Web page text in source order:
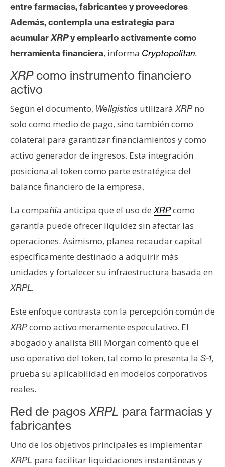
N
o
t
a
d
e
r
e
n
s
a
e
m
a
c
r
s
o
s
C
o
n
t
a
entre farmacias, fabricantes y proveedores.
Además, contempla una estrategia para
acumularXRPy emplearlo activamente como
herramienta financiera, informa Cryptopolitan.
XRPcomo instrumento financiero
activo
Según el documento, Wellgistics utilizará XRPno
solo como medio de pago, sino también como
colateral para garantizar financiamientos y como
activo generador de ingresos. Esta integración
posiciona al token como parte estratégica del
balance financiero de la empresa.
La compañía anticipa que el uso deXRPcomo
garantía puede ofrecer liquidez sin afectar las
operaciones. Asimismo, planea recaudar capital
específicamente destinado a adquirir más
unidades y fortalecer su infraestructura basada en
XRPL.
Este enfoque contrasta con la percepción común de
XRPcomo activo meramente especulativo. El
abogado y analista Bill Morgan comentó que el
uso operativo del token, tal como lo presenta la S-1,
prueba su aplicabilidad en modelos corporativos
reales.
Red de pagosXRPL para farmacias y
fabricantes
Uno de los objetivos principales es implementar
XRPL para facilitar liquidaciones instantáneas y